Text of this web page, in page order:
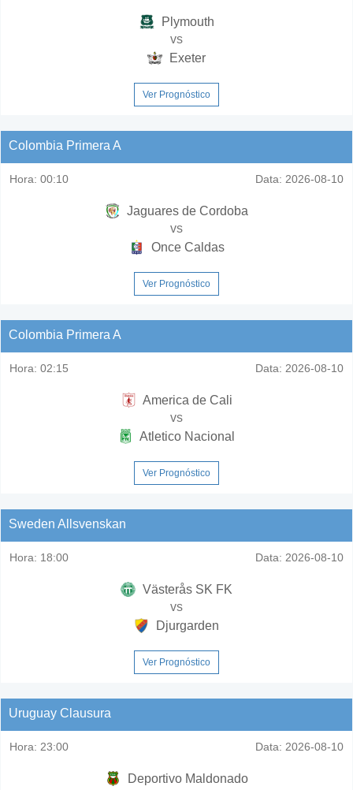
Plymouth
vs
Exeter
Ver Prognóstico
Colombia Primera A
Hora: 00:10 Data: 2026-08-10
Jaguares de Cordoba
vs
Once Caldas
Ver Prognóstico
Colombia Primera A
Hora: 02:15 Data: 2026-08-10
America de Cali
vs
Atletico Nacional
Ver Prognóstico
Sweden Allsvenskan
Hora: 18:00 Data: 2026-08-10
Västerås SK FK
vs
Djurgarden
Ver Prognóstico
Uruguay Clausura
Hora: 23:00 Data: 2026-08-10
Deportivo Maldonado